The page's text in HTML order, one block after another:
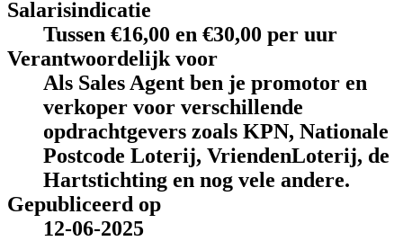
Salarisindicatie
Tussen €16,00 en €30,00 per uur
Verantwoordelijk voor
Als Sales Agent ben je promotor en
verkoper voor verschillende
opdrachtgevers zoals KPN, Nationale
Postcode Loterij, VriendenLoterij, de
Hartstichting en nog vele andere.
Gepubliceerd op
12-06-2025